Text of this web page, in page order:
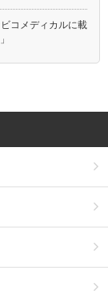
コメディカルに載